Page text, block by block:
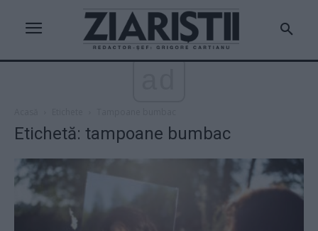
Etichetă: tampoane bumbac